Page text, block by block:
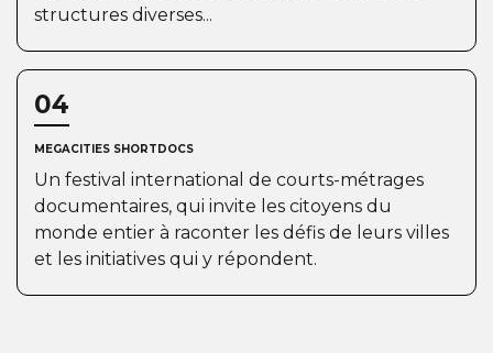
structures diverses...
04
MEGACITIES SHORTDOCS
Un festival international de courts-métrages
documentaires, qui invite les citoyens du
monde entier à raconter les défis de leurs villes
et les initiatives qui y répondent.